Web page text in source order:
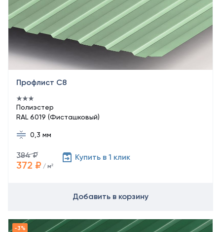
Профлист С8
Полиэстер
RAL 6019 (Фисташковый)
0,3 мм
384 ₽
372 ₽ / м²
Купить в 1 клик
Добавить в корзину